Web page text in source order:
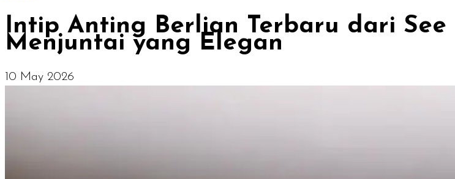
Intip Anting Berlian Terbaru dari
Menjuntai yang Elegan
10 May 2026